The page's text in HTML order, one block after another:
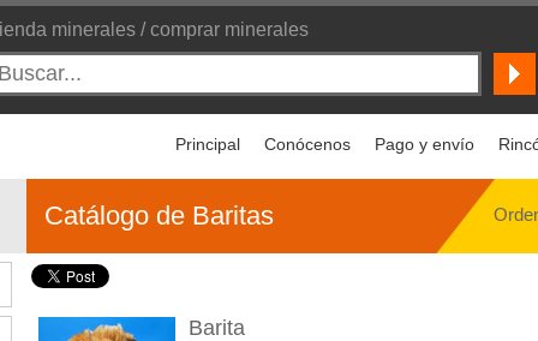
minerales / comprar minerales
Principal Conócenos Pago y envío
Catálogo de Baritas
Barita